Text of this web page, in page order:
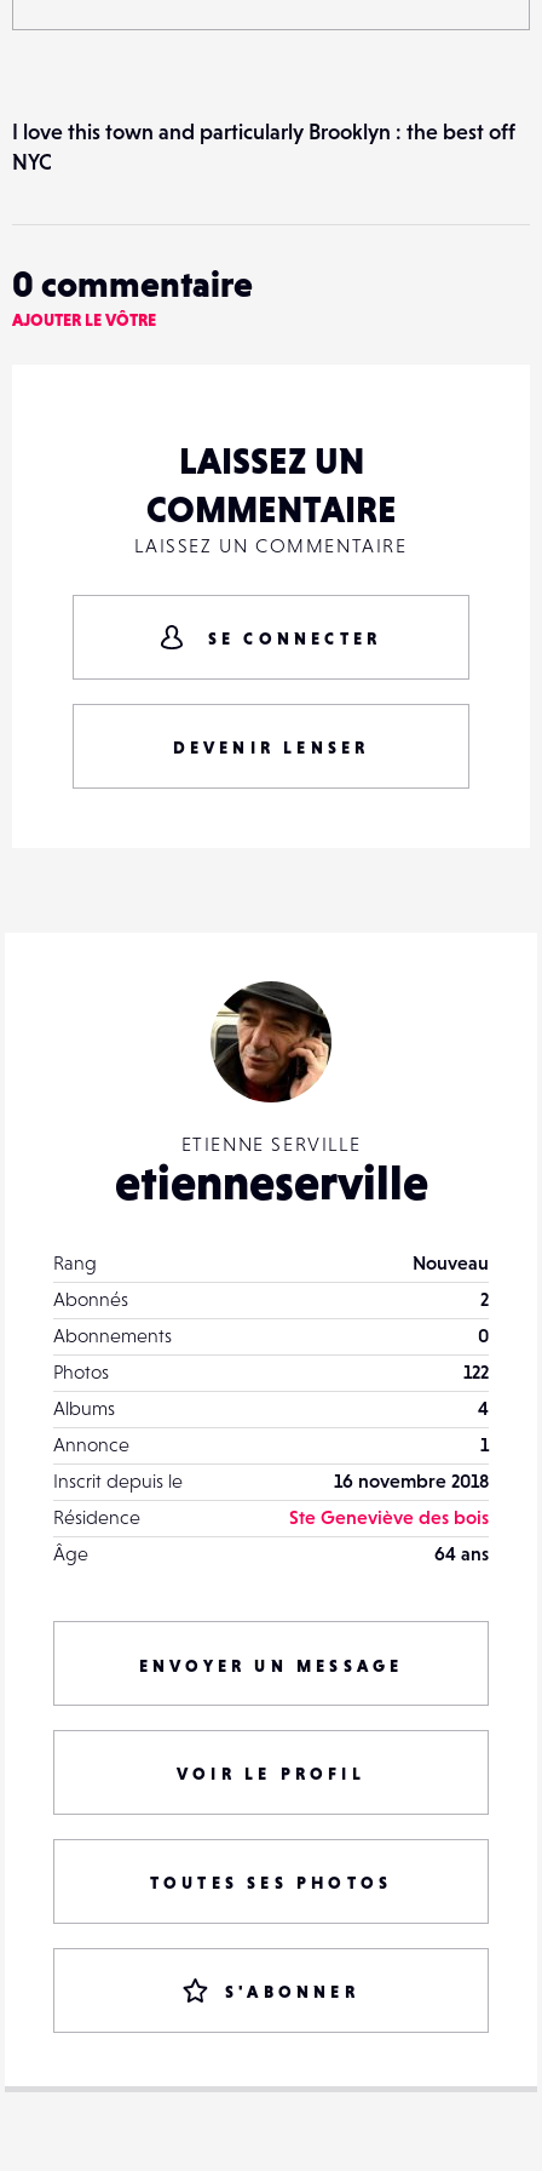
ETIENNE SERVILLE
etienneserville
Rang
Nouveau
Abonnés
2
Abonnements
0
Photos
122
Albums
4
Annonce
1
Inscrit depuis le
16 novembre 2018
Résidence
Ste Geneviève des bois
Âge
64 ans
ENVOYER UN MESSAGE
VOIR LE PROFIL
TOUTES SES PHOTOS
S'ABONNER
I love this town and particularly Brooklyn : the best off
NYC
0 commentaire
AJOUTER LE VÔTRE
LAISSEZ UN
COMMENTAIRE
LAISSEZ UN COMMENTAIRE
SE CONNECTER
DEVENIR LENSER